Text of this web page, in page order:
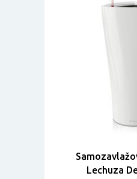
Lechuza